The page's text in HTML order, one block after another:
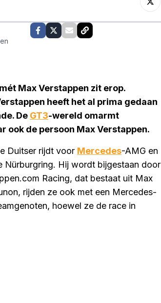
Max Verstappen zit erop.
heeft het al prima gedaan
De GT3-wereld omarmt
ook de persoon Max Verstappen.
Duitser rijdt voor Mercedes-AMG en
Nürburgring. Hij wordt bijgestaan door
Racing, dat bestaat uit Max
rijden ze ook met een Mercedes-
hoewel ze de race in